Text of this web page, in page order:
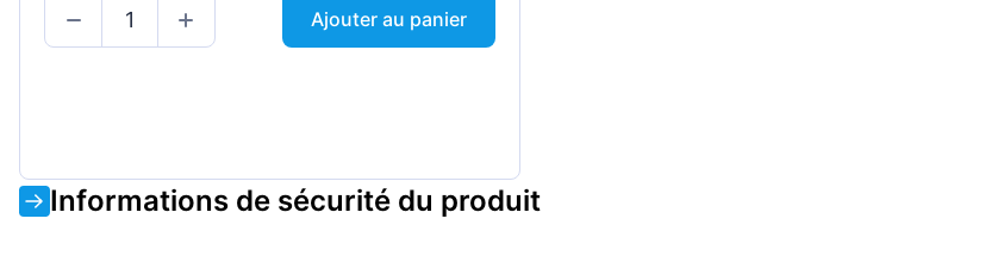
Ajouter au panier
Informations de sécurité du produit